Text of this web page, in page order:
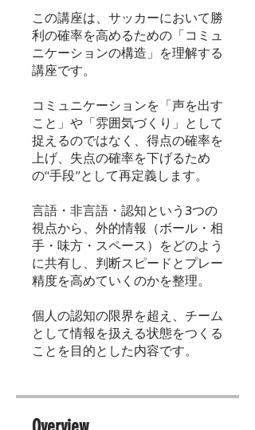
この講座は、サッカーにおいて勝
利の確率を高めるための「コミュ
ニケーションの構造」を理解する
講座です。
コミュニケーションを「声を出す
こと」や「雰囲気づくり」として
捉えるのではなく、得点の確率を
上げ、失点の確率を下げるため
の“手段”として再定義します。
言語・非言語・認知という3つの
視点から、外的情報（ボール・相
手・味方・スペース）をどのよう
に共有し、判断スピードとプレー
精度を高めていくのかを整理。
個人の認知の限界を超え、チーム
として情報を扱える状態をつくる
ことを目的とした内容です。